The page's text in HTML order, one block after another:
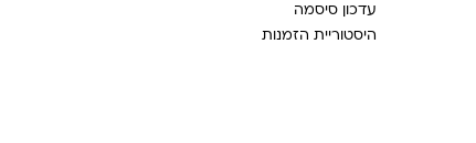
עדכון סיסמה
היסטוריית הזמנות